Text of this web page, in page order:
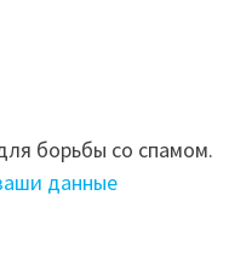
борьбы со спамом.
данные